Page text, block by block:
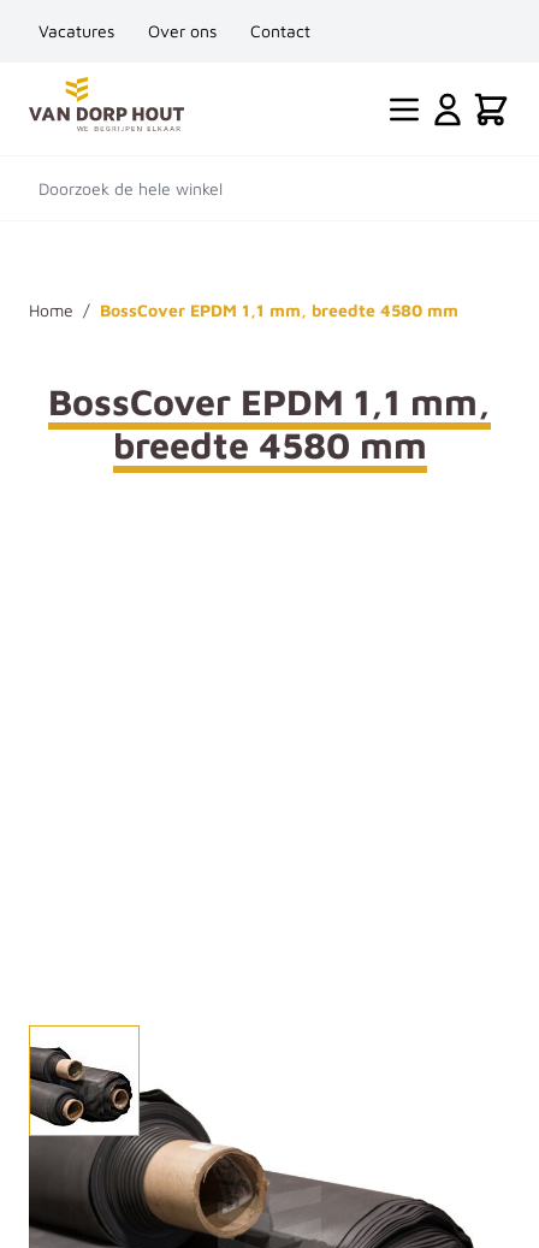
Vacatures Over ons Contact
Ga naar de inhoud
Cart
Doorzoek de hele winkel
Home / BossCover EPDM 1,1 mm, breedte 4580 mm
BossCover EPDM 1,1 mm,
breedte 4580 mm
De BossCover Roof EPDM 1,1 mm is een hoogwaardige
en duurzame dakfolie voor platte en licht hellende
daken. Met een breedte van 4580 mm biedt dit